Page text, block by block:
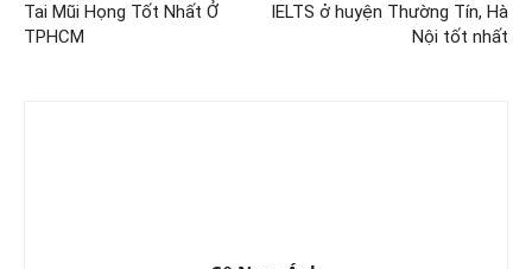
Tai Mũi Họng Tốt Nhất Ở
TPHCM
IELTS ở huyện Thường Tín, Hà
Nội tốt nhất